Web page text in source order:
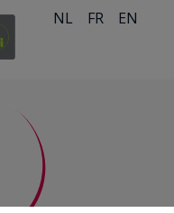
NL FR EN